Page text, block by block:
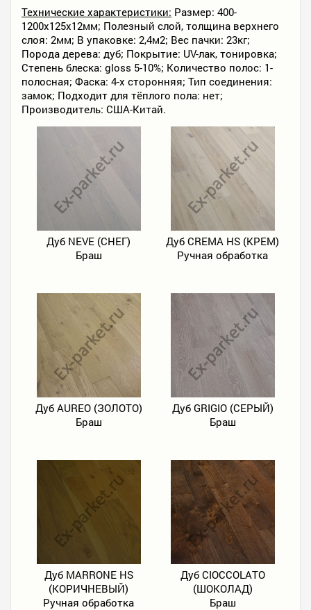
Технические характеристики: Размер: 400-
1200х125х12мм; Полезный слой, толщина верхнего
слоя: 2мм; В упаковке: 2,4м2; Вес пачки: 23кг;
Порода дерева: дуб; Покрытие: UV-лак, тонировка;
Степень блеска: gloss 5-10%; Количество полос: 1-
полосная; Фаска: 4-х сторонняя; Тип соединения:
замок; Подходит для тёплого пола: нет;
Производитель: США-Китай.
Дуб NEVE (СНЕГ)
Браш
Дуб CREMA HS (КРЕМ)
Ручная обработка
Дуб AUREO (ЗОЛОТО)
Браш
Дуб GRIGIO (СЕРЫЙ)
Браш
Дуб MARRONE HS
(КОРИЧНЕВЫЙ)
Ручная обработка
Дуб CIOCCOLATO
(ШОКОЛАД)
Браш